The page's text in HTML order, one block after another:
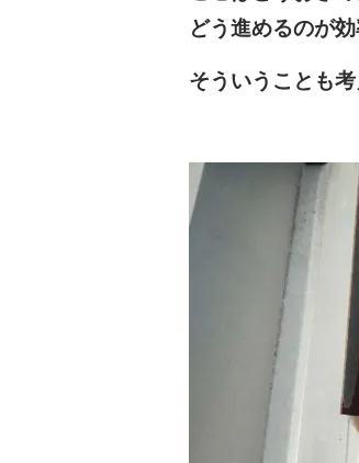
どう進めるのが
そういうことも考